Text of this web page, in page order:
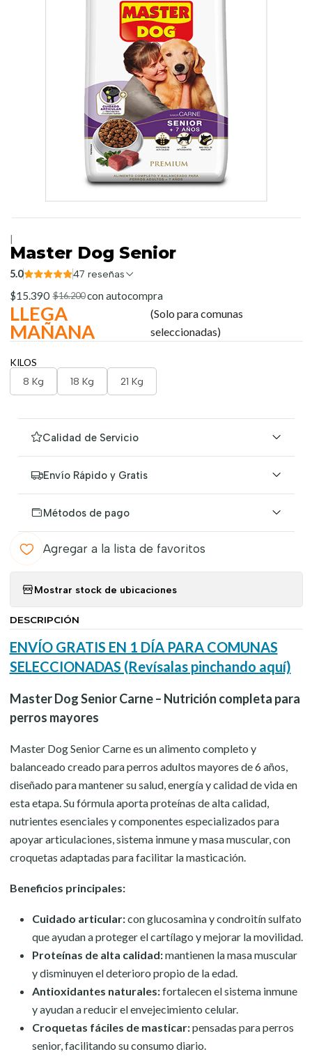
Master Dog Senior
5.0
47 reseñas
$15.390 $16.200 con autocompra
LLEGA
MAÑANA
(Solo para comunas
seleccionadas)
KILOS
8 Kg 18 Kg 21 Kg
Calidad de Servicio
Envío Rápido y Gratis
Métodos de pago
Agregar a la lista de favoritos
Mostrar stock de ubicaciones
DESCRIPCIÓN
ENVÍO GRATIS EN 1 DÍA PARA COMUNAS
SELECCIONADAS (Revísalas pinchando aquí)
Master Dog Senior Carne – Nutrición completa para
perros mayores
Master Dog Senior Carne es un alimento completo y
balanceado creado para perros adultos mayores de 6 años,
diseñado para mantener su salud, energía y calidad de vida en
esta etapa. Su fórmula aporta proteínas de alta calidad,
nutrientes esenciales y componentes especializados para
apoyar articulaciones, sistema inmune y masa muscular, con
croquetas adaptadas para facilitar la masticación.
Beneficios principales:
Cuidado articular:con glucosamina y condroitín sulfato
que ayudan a proteger el cartílago y mejorar la movilidad.
Proteínas de alta calidad:mantienen la masa muscular
y disminuyen el deterioro propio de la edad.
Antioxidantes naturales:fortalecen el sistema inmune
y ayudan a reducir el envejecimiento celular.
Croquetas fáciles de masticar:pensadas para perros
senior, facilitando su consumo diario.